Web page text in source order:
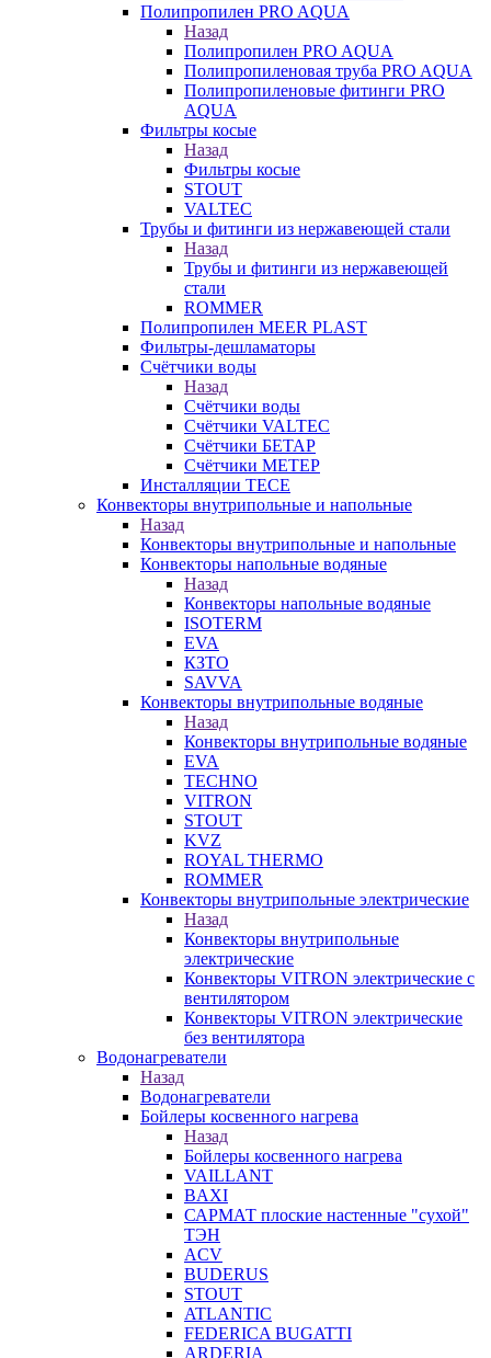
Полипропилен PRO AQUA
Назад
Полипропилен PRO AQUA
Полипропиленовая труба PRO AQUA
Полипропиленовые фитинги PRO
AQUA
Фильтры косые
Назад
Фильтры косые
STOUT
VALTEC
Трубы и фитинги из нержавеющей стали
Назад
Трубы и фитинги из нержавеющей
стали
ROMMER
Полипропилен MEER PLAST
Фильтры-дешламаторы
Счётчики воды
Назад
Счётчики воды
Счётчики VALTEC
Счётчики БЕТАР
Счётчики МЕТЕР
Инсталляции TECE
Конвекторы внутрипольные и напольные
Назад
Конвекторы внутрипольные и напольные
Конвекторы напольные водяные
Назад
Конвекторы напольные водяные
ISOTERM
EVA
КЗТО
SAVVA
Конвекторы внутрипольные водяные
Назад
Конвекторы внутрипольные водяные
EVA
TECHNO
VITRON
STOUT
KVZ
ROYAL THERMO
ROMMER
Конвекторы внутрипольные электрические
Назад
Конвекторы внутрипольные
электрические
Конвекторы VITRON электрические с
вентилятором
Конвекторы VITRON электрические
без вентилятора
Водонагреватели
Назад
Водонагреватели
Бойлеры косвенного нагрева
Назад
Бойлеры косвенного нагрева
VAILLANT
BAXI
САРМАТ плоские настенные "сухой"
ТЭН
ACV
BUDERUS
STOUT
ATLANTIC
FEDERICA BUGATTI
ARDERIA